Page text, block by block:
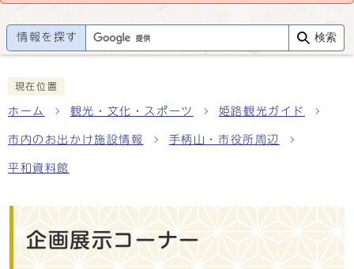
情報を探す 検索
現在位置
ホーム 観光・文化・スポーツ 姫路観光ガイド
市内のお出かけ施設情報 手柄山・市役所周辺
平和資料館
企画展示コーナー